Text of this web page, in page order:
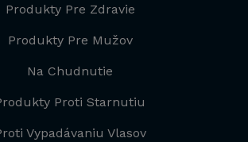
Produkty Pre Zdravie
Produkty Pre Mužov
Na Chudnutie
Proti Starnutiu
Vypadávaniu Vlasov